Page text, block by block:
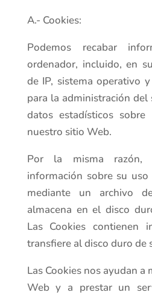
A.- Cookies:
Podemos recabar
ordenador, incluido, en
de IP, sistema operativo
para la administración del
datos estadísticos
nuestro sitio Web.
Por la misma razón,
información sobre su
mediante un archivo
almacena en el disco
Las Cookies contienen
transfiere al disco duro de
Las Cookies nos ayudan
Web y a prestar un